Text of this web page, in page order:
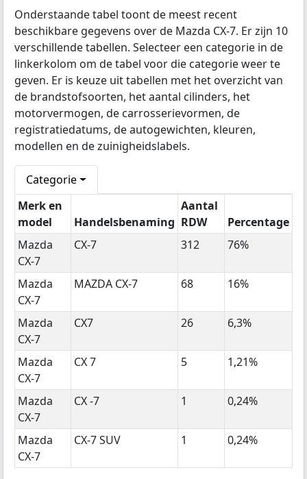
Onderstaande tabel toont de meest recent
beschikbare gegevens over de Mazda CX-7. Er zijn 10
verschillende tabellen. Selecteer een categorie in de
linkerkolom om de tabel voor die categorie weer te
geven. Er is keuze uit tabellen met het overzicht van
de brandstofsoorten, het aantal cilinders, het
motorvermogen, de carrosserievormen, de
registratiedatums, de autogewichten, kleuren,
modellen en de zuinigheidslabels.
Categorie
Merk en
model
Handelsbenaming
Aantal
RDW
Percentage
Mazda
CX-7
CX-7 312 76%
Mazda
CX-7
MAZDA CX-7 68 16%
Mazda
CX-7
CX7 26 6,3%
Mazda
CX-7
CX 7 5 1,21%
Mazda
CX-7
CX -7 1 0,24%
Mazda
CX-7
CX-7 SUV 1 0,24%